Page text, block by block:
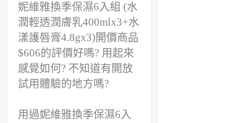
2
年
前
妮維雅換季保濕6入組 (水
潤輕透潤膚乳400mlx3+水
漾護唇膏4.8gx3)開價商品
$606的評價好嗎? 用起來
感覺如何? 不知道有開放
試用體驗的地方嗎?
用過妮維雅換季保濕6入